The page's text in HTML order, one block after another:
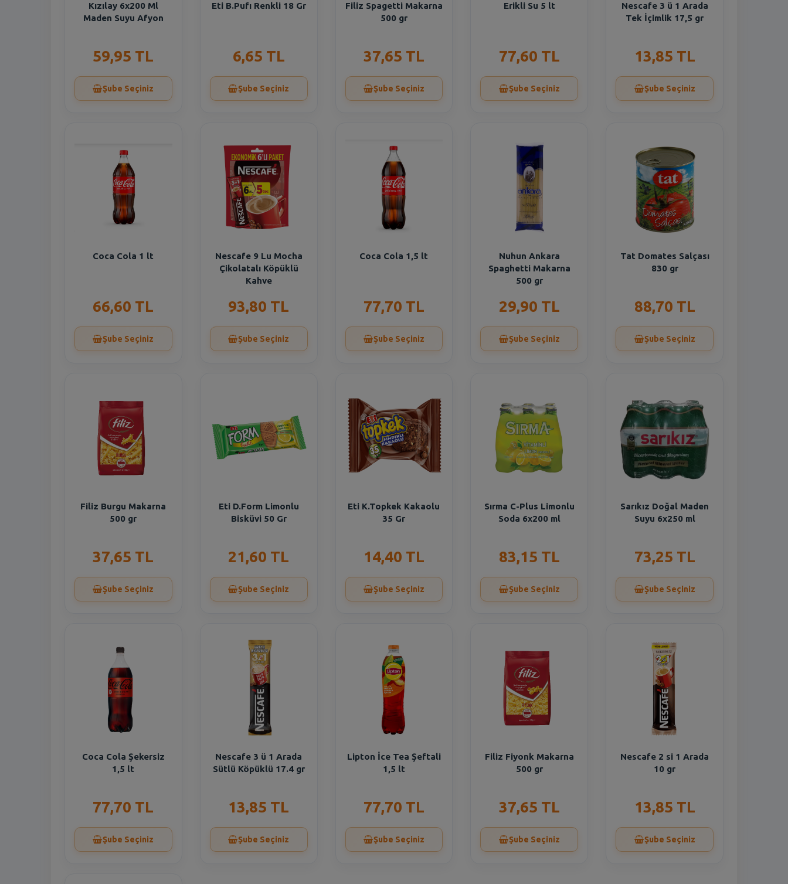
Kızılay 6x200 Ml
Maden Suyu Afyon
59,95 TL
Şube Seçiniz
Eti B.Pufı Renkli 18 Gr
6,65 TL
Şube Seçiniz
Filiz Spagetti Makarna
500 gr
37,65 TL
Şube Seçiniz
Erikli Su 5 lt
77,60 TL
Şube Seçiniz
Nescafe 3 ü 1 Arada
Tek İçimlik 17,5 gr
13,85 TL
Şube Seçiniz
Coca Cola 1 lt
66,60 TL
Şube Seçiniz
Nescafe 9 Lu Mocha
Çikolatalı Köpüklü
Kahve
93,80 TL
Şube Seçiniz
Coca Cola 1,5 lt
77,70 TL
Şube Seçiniz
Nuhun Ankara
Spaghetti Makarna
500 gr
29,90 TL
Şube Seçiniz
Tat Domates Salçası
830 gr
88,70 TL
Şube Seçiniz
Filiz Burgu Makarna
500 gr
37,65 TL
Şube Seçiniz
Eti D.Form Limonlu
Bisküvi 50 Gr
21,60 TL
Şube Seçiniz
Eti K.Topkek Kakaolu
35 Gr
14,40 TL
Şube Seçiniz
Sırma C-Plus Limonlu
Soda 6x200 ml
83,15 TL
Şube Seçiniz
Sarıkız Doğal Maden
Suyu 6x250 ml
73,25 TL
Şube Seçiniz
Coca Cola Şekersiz
1,5 lt
77,70 TL
Şube Seçiniz
Nescafe 3 ü 1 Arada
Sütlü Köpüklü 17.4 gr
13,85 TL
Şube Seçiniz
Lipton İce Tea Şeftali
1,5 lt
77,70 TL
Şube Seçiniz
Filiz Fiyonk Makarna
500 gr
37,65 TL
Şube Seçiniz
Nescafe 2 si 1 Arada
10 gr
13,85 TL
Şube Seçiniz